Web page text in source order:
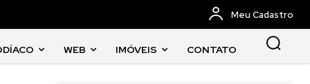
Meu Cadastro
WEB IMÓVEIS CONTATO